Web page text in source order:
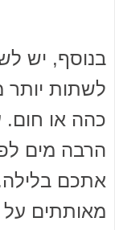
בנוסף, יש
לשתות יותר
כהה או
הרבה מים
אתכם
מאותתים